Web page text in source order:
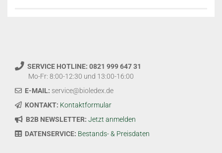
SERVICE HOTLINE: 0821 999 647 31
Mo-Fr: 8:00-12:30 und 13:00-16:00
E-MAIL: service@bioledex.de
KONTAKT: Kontaktformular
B2B NEWSLETTER: Jetzt anmelden
DATENSERVICE: Bestands- & Preisdaten